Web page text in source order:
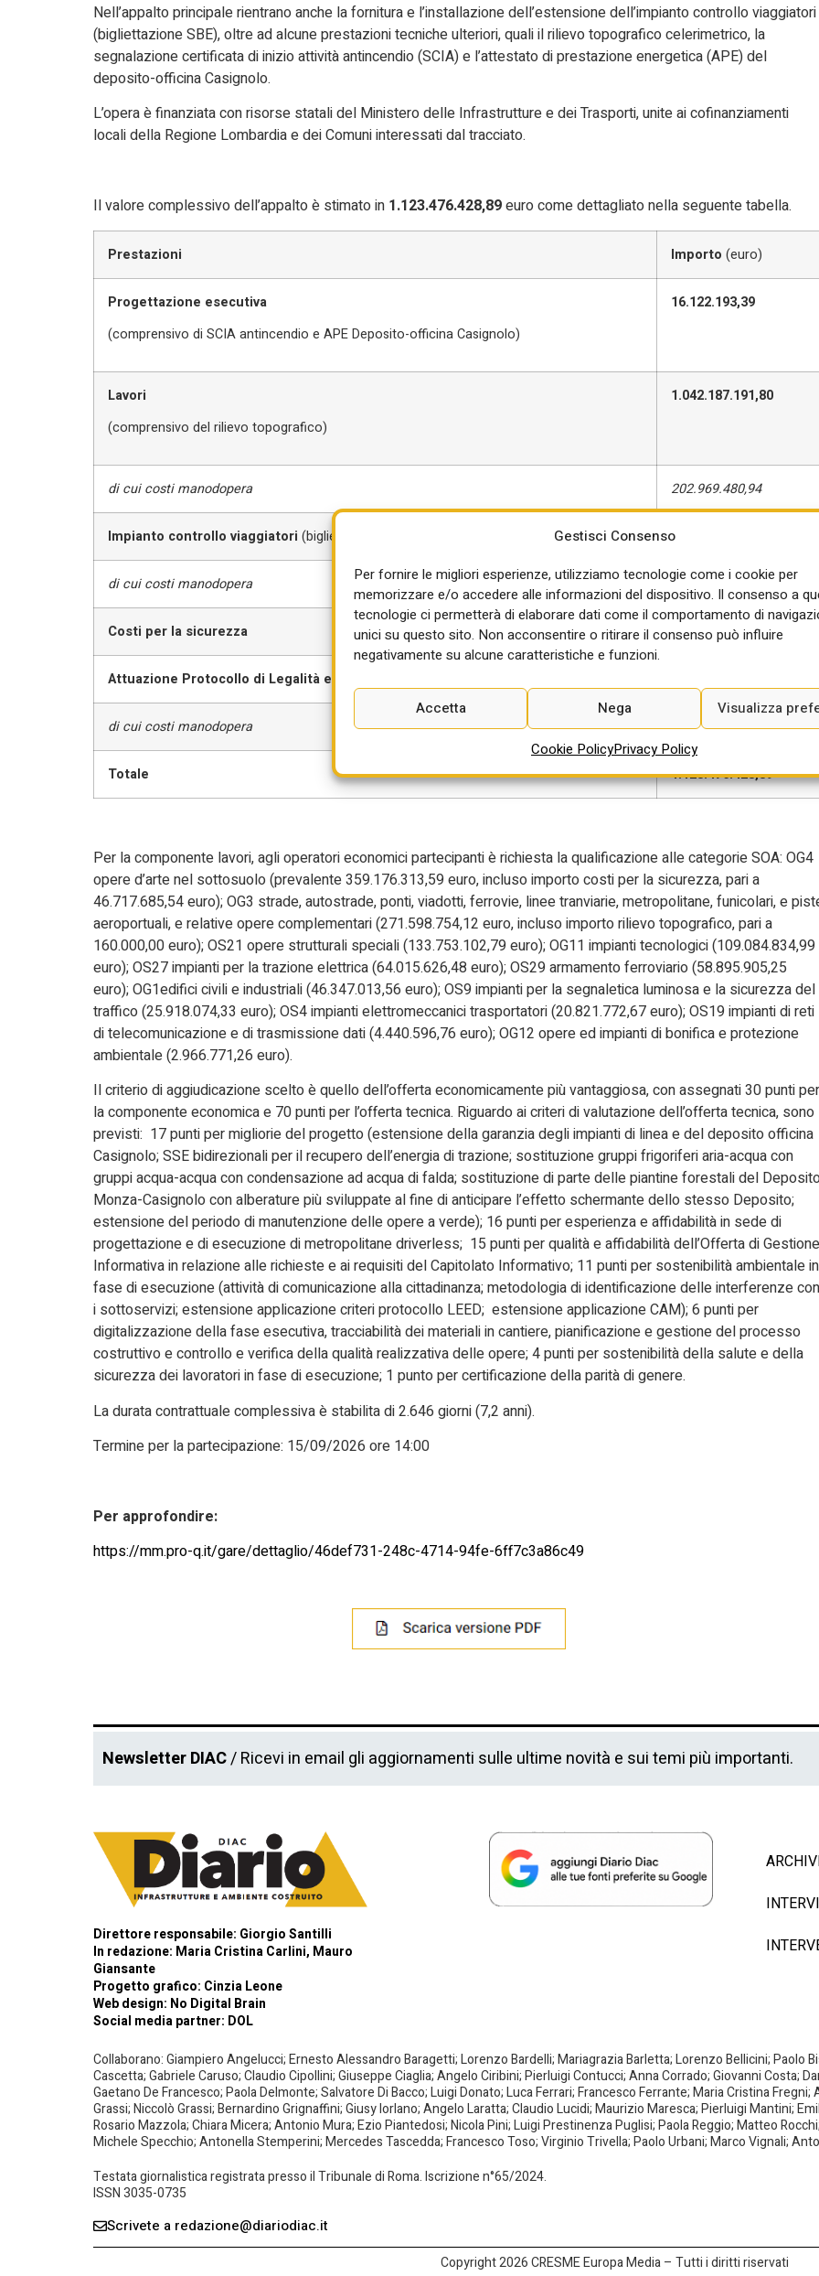
Gestisci Consenso
Per fornire le migliori esperienze, utilizziamo tecnologie come i cookie per
memorizzare e/o accedere alle informazioni del dispositivo. Il consenso a
tecnologie ci permetterà di elaborare dati come il comportamento di
unici su questo sito. Non acconsentire o ritirare il consenso può influire
negativamente su alcune caratteristiche e funzioni.
Accetta Nega Visualizza
Cookie PolicyPrivacy Policy
Nell’appalto principale rientrano anche la fornitura e l’installazione dell’estensione dell’impianto controllo viaggiatori
(bigliettazione SBE), oltre ad alcune prestazioni tecniche ulteriori, quali il rilievo topografico celerimetrico, la
segnalazione certificata di inizio attività antincendio (SCIA) e l’attestato di prestazione energetica (APE) del
deposito-officina Casignolo.
L’opera è finanziata con risorse statali del Ministero delle Infrastrutture e dei Trasporti, unite ai cofinanziamenti
locali della Regione Lombardia e dei Comuni interessati dal tracciato.
Il valore complessivo dell’appalto è stimato in 1.123.476.428,89euro come dettagliato nella seguente tabella.
Prestazioni Importo (euro)
Progettazione esecutiva
(comprensivo di SCIA antincendio e APE Deposito-officina Casignolo)
16.122.193,39
Lavori
(comprensivo del rilievo topografico)
1.042.187.191,80
di cui costi manodopera 202.969.480,94
Impianto controllo viaggiatori (bigliettazione) 8.113.888,46
di cui costi manodopera 1.731.789,05
Costi per la sicurezza 46.717.685,54
Attuazione Protocollo di Legalità e Protocollo MGO
di cui costi manodopera 7.514.355,27
Totale 1.123.476.428,89
Per la componente lavori, agli operatori economici partecipanti è richiesta la qualificazione alle categorie SOA: OG4
opere d’arte nel sottosuolo (prevalente 359.176.313,59 euro, incluso importo costi per la sicurezza, pari a
46.717.685,54 euro); OG3 strade, autostrade, ponti, viadotti, ferrovie, linee tranviarie, metropolitane, funicolari, e
aeroportuali, e relative opere complementari (271.598.754,12 euro, incluso importo rilievo topografico, pari a
160.000,00 euro); OS21 opere strutturali speciali (133.753.102,79 euro); OG11 impianti tecnologici (109.084.834,99
euro); OS27 impianti per la trazione elettrica (64.015.626,48 euro); OS29 armamento ferroviario (58.895.905,25
euro); OG1edifici civili e industriali (46.347.013,56 euro); OS9 impianti per la segnaletica luminosa e la sicurezza del
traffico (25.918.074,33 euro); OS4 impianti elettromeccanici trasportatori (20.821.772,67 euro); OS19 impianti di reti
di telecomunicazione e di trasmissione dati (4.440.596,76 euro); OG12 opere ed impianti di bonifica e protezione
ambientale (2.966.771,26 euro).
Il criterio di aggiudicazione scelto è quello dell’offerta economicamente più vantaggiosa, con assegnati 30 punti per
la componente economica e 70 punti per l’offerta tecnica. Riguardo ai criteri di valutazione dell’offerta tecnica, sono
previsti: 17 punti per migliorie del progetto (estensione della garanzia degli impianti di linea e del deposito officina
Casignolo; SSE bidirezionali per il recupero dell’energia di trazione; sostituzione gruppi frigoriferi aria-acqua con
gruppi acqua-acqua con condensazione ad acqua di falda; sostituzione di parte delle piantine forestali del
Monza-Casignolo con alberature più sviluppate al fine di anticipare l’effetto schermante dello stesso Deposito;
estensione del periodo di manutenzione delle opere a verde); 16 punti per esperienza e affidabilità in sede di
progettazione e di esecuzione di metropolitane driverless; 15 punti per qualità e affidabilità dell’Offerta di Gestione
Informativa in relazione alle richieste e ai requisiti del Capitolato Informativo; 11 punti per sostenibilità ambientale in
fase di esecuzione (attività di comunicazione alla cittadinanza; metodologia di identificazione delle interferenze con
i sottoservizi; estensione applicazione criteri protocollo LEED; estensione applicazione CAM); 6 punti per
digitalizzazione della fase esecutiva, tracciabilità dei materiali in cantiere, pianificazione e gestione del processo
costruttivo e controllo e verifica della qualità realizzativa delle opere; 4 punti per sostenibilità della salute e della
sicurezza dei lavoratori in fase di esecuzione; 1 punto per certificazione della parità di genere.
La durata contrattuale complessiva è stabilita di 2.646 giorni (7,2 anni).
Termine per la partecipazione: 15/09/2026 ore 14:00
Per approfondire:
https://mm.pro-q.it/gare/dettaglio/46def731-248c-4714-94fe-6ff7c3a86c49
Newsletter DIAC/ Ricevi in email gli aggiornamenti sulle ultime novità e sui temi più importanti.
Direttore responsabile: Giorgio Santilli
In redazione: Maria Cristina Carlini, Mauro
Giansante
Progetto grafico: Cinzia Leone
Web design: No Digital Brain
Social media partner: DOL
Collaborano: Giampiero Angelucci; Ernesto Alessandro Baragetti; Lorenzo Bardelli; Mariagrazia Barletta; Lorenzo Bellicini; Paolo
Cascetta; Gabriele Caruso; Claudio Cipollini; Giuseppe Ciaglia; Angelo Ciribini; Pierluigi Contucci; Anna Corrado; Giovanni Costa;
Gaetano De Francesco; Paola Delmonte; Salvatore Di Bacco; Luigi Donato; Luca Ferrari; Francesco Ferrante; Maria Cristina
Grassi; Niccolò Grassi; Bernardino Grignaffini; Giusy Iorlano; Angelo Laratta; Claudio Lucidi; Maurizio Maresca; Pierluigi Mantini;
Rosario Mazzola; Chiara Micera; Antonio Mura; Ezio Piantedosi; Nicola Pini; Luigi Prestinenza Puglisi; Paola Reggio; Matteo
Michele Specchio; Antonella Stemperini; Mercedes Tascedda; Francesco Toso; Virginio Trivella; Paolo Urbani; Marco Vignali;
Testata giornalistica registrata presso il Tribunale di Roma. Iscrizione n°65/2024.
ISSN 3035-0735
Scrivete a redazione@diariodiac.it
Copyright 2026 CRESME Europa Media – Tutti i diritti riservati